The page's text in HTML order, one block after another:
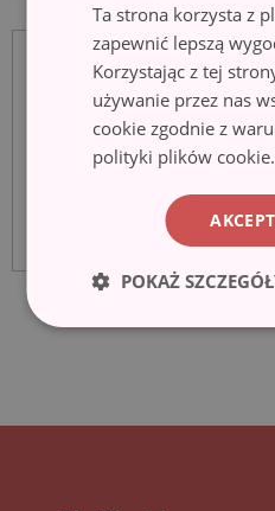
Ta strona korzysta z
zapewnić lepszą
Korzystając z tej
używanie przez nas
cookie zgodnie z
polityki plików cookie.
POKAŻ